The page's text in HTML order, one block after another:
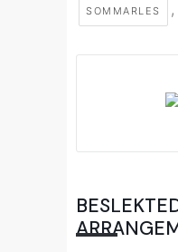
SOMMARLES ,